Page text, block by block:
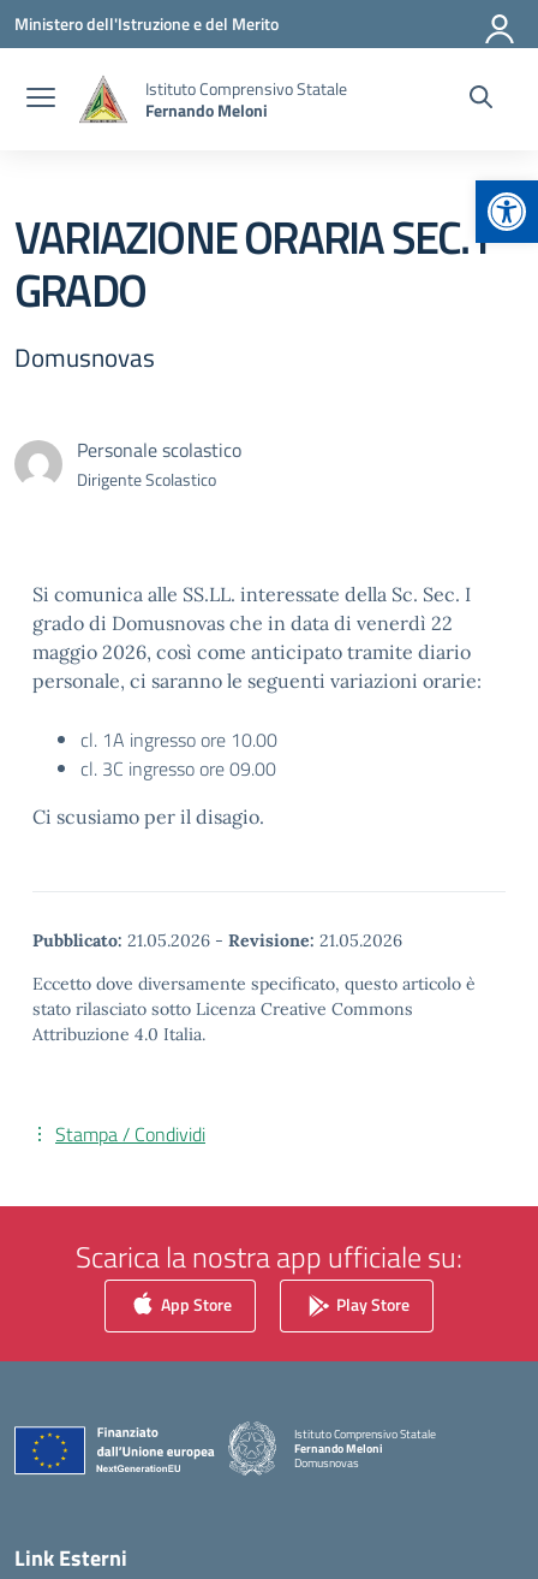
Vai ai contenuti
Vai al menu di navigazione
Vai al footer
Ministero dell'Istruzione e del Merito
Istituto Comprensivo Statale
Fernando Meloni
VARIAZIONE ORARIA SEC. I
GRADO
Domusnovas
Personale scolastico
Dirigente Scolastico
Si comunica alle SS.LL. interessate della Sc. Sec. I
grado di Domusnovas che in data di venerdì 22
maggio 2026, così come anticipato tramite diario
personale, ci saranno le seguenti variazioni orarie:
cl. 1A ingresso ore 10.00
cl. 3C ingresso ore 09.00
Ci scusiamo per il disagio.
Pubblicato: 21.05.2026 - Revisione: 21.05.2026
Eccetto dove diversamente specificato, questo articolo è
stato rilasciato sotto Licenza Creative Commons
Attribuzione 4.0 Italia.
Stampa / Condividi
Scarica la nostra app ufficiale su:
App Store Play Store
Istituto Comprensivo Statale
Fernando Meloni
Domusnovas
Link Esterni